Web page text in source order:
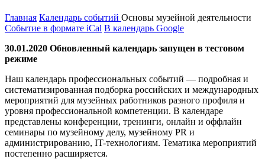
Главная Календарь событий Основы музейной деятельности
Событие в формате iCal В календарь Google
30.01.2020 Обновленный календарь запущен в тестовом
режиме
Наш календарь профессиональных событий — подробная и
систематизированная подборка российских и международных
мероприятий для музейных работников разного профиля и
уровня профессиональной компетенции. В календаре
представлены конференции, тренинги, онлайн и оффлайн
семинары по музейному делу, музейному PR и
администрированию, IT-технологиям. Тематика мероприятий
постепенно расширяется.